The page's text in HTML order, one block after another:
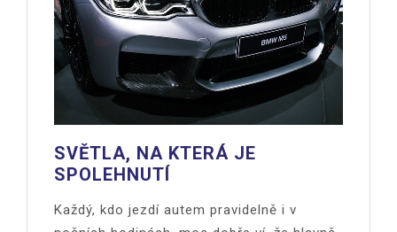
SVĚTLA, NA KTERÁ JE
SPOLEHNUTÍ
Každý, kdo jezdí autem pravidelně i v